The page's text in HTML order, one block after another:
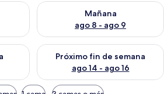
para hoy ago 7 - ago 8
Mañana
ago 8 - ago 9
Consulta la disponibilidad
para este fin de semana ago 7 -
Próximo fin de semana
ago 14 - ago 16
Consulta la disponibilidad